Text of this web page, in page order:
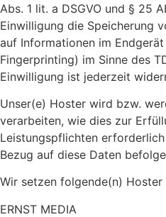
Abs. 1 lit. a DSGVO und § 25
Einwilligung die Speicherung
auf Informationen im
Fingerprinting) im Sinne des
Einwilligung ist jederzeit
Unser(e) Hoster wird bzw.
verarbeiten, wie dies zur
Leistungspflichten
Bezug auf diese Daten
Wir setzen folgende(n) Hoster
ERNST MEDIA